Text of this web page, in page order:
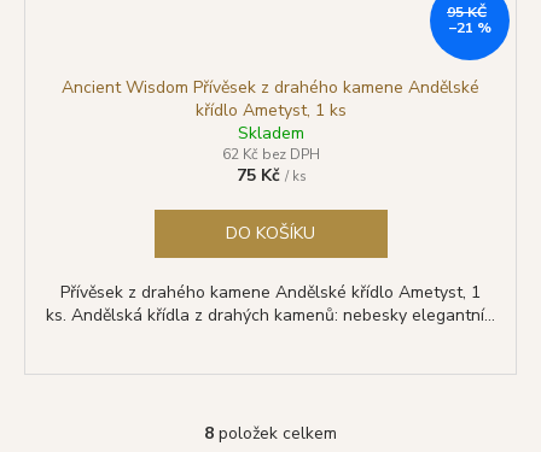
95 KČ
–21 %
Ancient Wisdom Přívěsek z drahého kamene Andělské
křídlo Ametyst, 1 ks
Skladem
62 Kč bez DPH
75 Kč / ks
DO KOŠÍKU
Přívěsek z drahého kamene Andělské křídlo Ametyst, 1
ks. Andělská křídla z drahých kamenů: nebesky elegantní...
O
8 položek celkem